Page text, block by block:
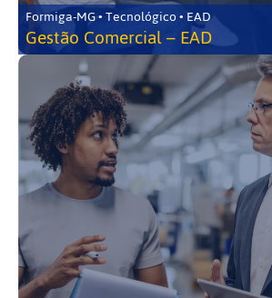
Formiga-MG • Tecnológico • EAD
Gestão Comercial – EAD